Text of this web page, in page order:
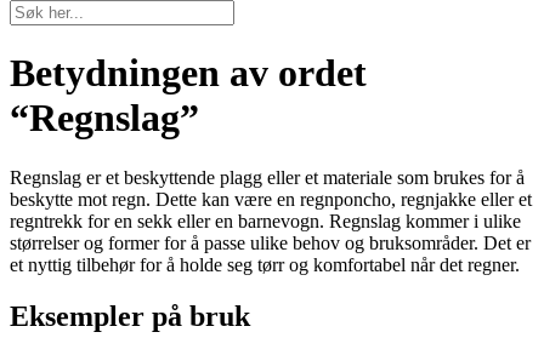
Betydningen av ordet
“Regnslag”
Regnslag er et beskyttende plagg eller et materiale som brukes for å
beskytte mot regn. Dette kan være en regnponcho, regnjakke eller et
regntrekk for en sekk eller en barnevogn. Regnslag kommer i ulike
størrelser og former for å passe ulike behov og bruksområder. Det er
et nyttig tilbehør for å holde seg tørr og komfortabel når det regner.
Eksempler på bruk